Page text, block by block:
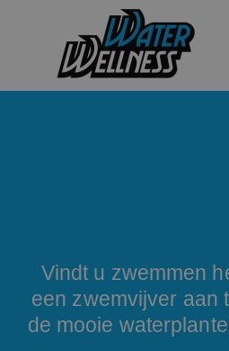
Vindt u zwemmen
een zwemvijver aan
de mooie